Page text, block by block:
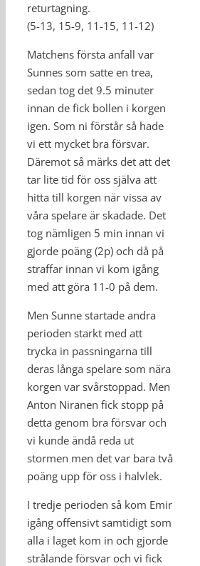
returtagning.
(5-13, 15-9, 11-15, 11-12)
Matchens första anfall var
Sunnes som satte en trea,
sedan tog det 9.5 minuter
innan de fick bollen i korgen
igen. Som ni förstår så hade
vi ett mycket bra försvar.
Däremot så märks det att det
tar lite tid för oss själva att
hitta till korgen när vissa av
våra spelare är skadade. Det
tog nämligen 5 min innan vi
gjorde poäng (2p) och då på
straffar innan vi kom igång
med att göra 11-0 på dem.
Men Sunne startade andra
perioden starkt med att
trycka in passningarna till
deras långa spelare som nära
korgen var svårstoppad. Men
Anton Niranen fick stopp på
detta genom bra försvar och
vi kunde ändå reda ut
stormen men det var bara två
poäng upp för oss i halvlek.
I tredje perioden så kom Emir
igång offensivt samtidigt som
alla i laget kom in och gjorde
strålande försvar och vi fick